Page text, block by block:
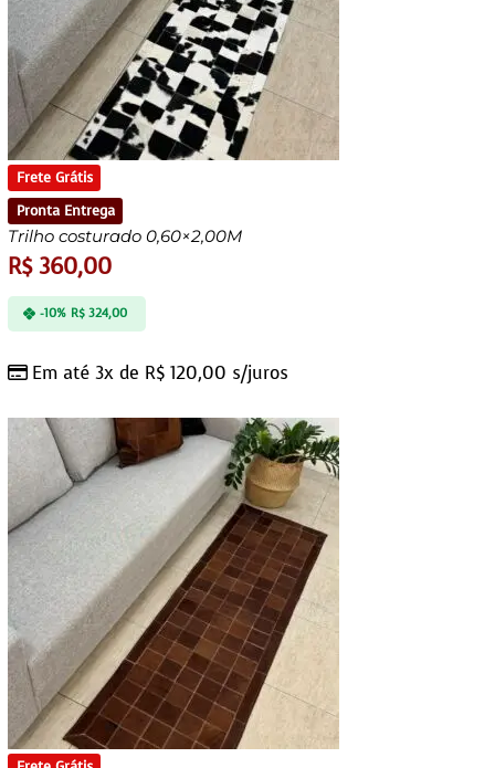
Frete Grátis
Pronta Entrega
Trilho costurado 0,60×2,00M
R$360,00
Em até 3x de R$ 120,00 s/juros
-10% R$324,00